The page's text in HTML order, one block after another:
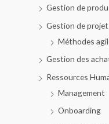
Gestion de
Gestion de projet
Méthodes
Gestion des
Ressources
Management
Onboarding